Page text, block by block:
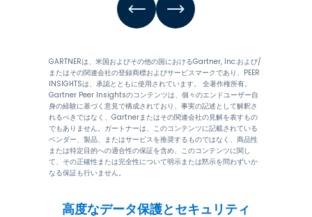
GARTNERは、米国およびその他の国におけるGartner, Inc.および/
またはその関連会社の登録商標およびサービスマークであり、PEER
INSIGHTSは、承認とともに使用されています。 全著作権所有。
Gartner Peer Insightsのコンテンツは、個々のエンドユーザー自
身の経験に基づく意見で構成されており、事実の記述として解釈さ
れるべきではなく、Gartnerまたはその関連会社の見解を表すもの
でもありません。ガートナーは、このコンテンツに記載されている
ベンダー、製品、またはサービスを推奨するものではなく、商品性
または特定目的への適合性の保証を含め、このコンテンツに関し
て、その正確性または完全性について明示または黙示を問わずいか
なる保証も行いません。
高度なデータ保護とセキュリティ